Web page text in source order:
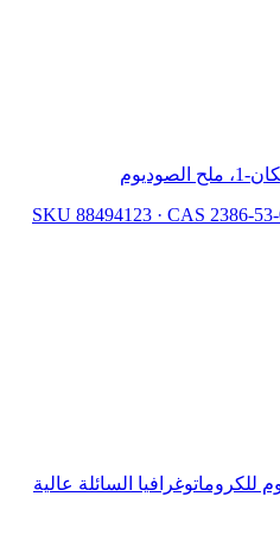
SKU 88494123 · CAS 2386-
السائلة عالية